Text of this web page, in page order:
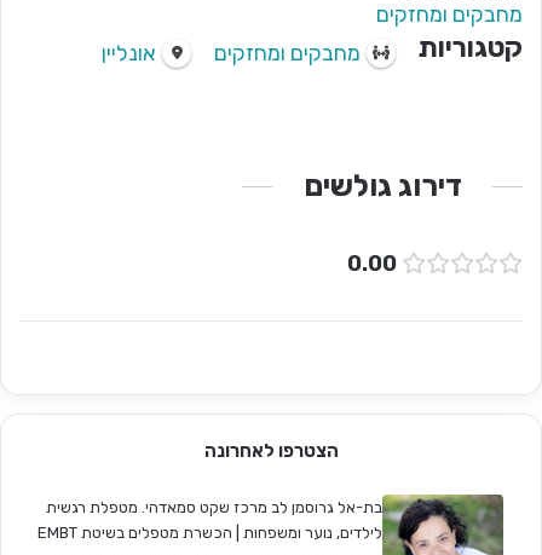
מחבקים ומחזקים
קטגוריות מחבקים ומחזקים אונליין
דירוג גולשים
0.00
הצטרפו לאחרונה
בת-אל גרוסמן לב מרכז שקט סמאדהי. מטפלת רגשית
לילדים, נוער ומשפחות | הכשרת מטפלים בשיטת EMBT